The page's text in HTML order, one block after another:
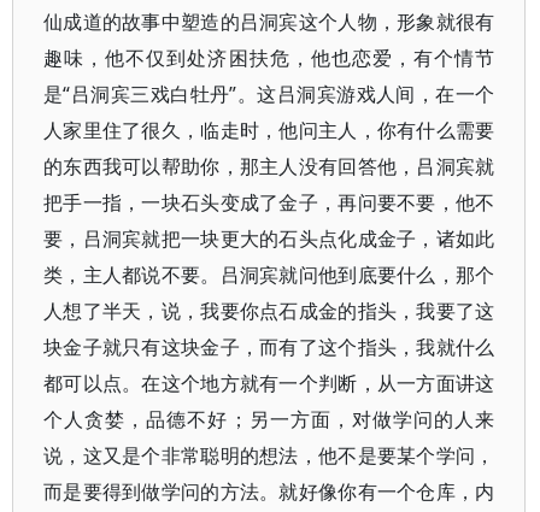
仙成道的故事中塑造的吕洞宾这个人物，形象就很有
趣味，他不仅到处济困扶危，他也恋爱，有个情节
是“吕洞宾三戏白牡丹”。这吕洞宾游戏人间，在一个
人家里住了很久，临走时，他问主人，你有什么需要
的东西我可以帮助你，那主人没有回答他，吕洞宾就
把手一指，一块石头变成了金子，再问要不要，他不
要，吕洞宾就把一块更大的石头点化成金子，诸如此
类，主人都说不要。吕洞宾就问他到底要什么，那个
人想了半天，说，我要你点石成金的指头，我要了这
块金子就只有这块金子，而有了这个指头，我就什么
都可以点。在这个地方就有一个判断，从一方面讲这
个人贪婪，品德不好；另一方面，对做学问的人来
说，这又是个非常聪明的想法，他不是要某个学问，
而是要得到做学问的方法。就好像你有一个仓库，内